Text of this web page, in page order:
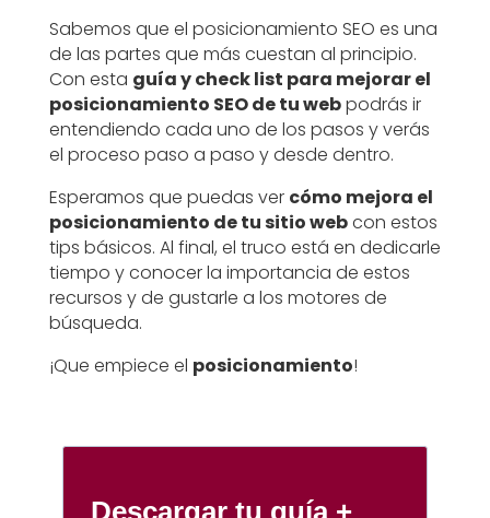
Sabemos que el posicionamiento SEO es una
de las partes que más cuestan al principio.
Con esta guía y check list para mejorar el
posicionamiento SEO de tu webpodrás ir
entendiendo cada uno de los pasos y verás
el proceso paso a paso y desde dentro.
Esperamos que puedas ver cómo mejora el
posicionamiento de tu sitio webcon estos
tips básicos. Al final, el truco está en dedicarle
tiempo y conocer la importancia de estos
recursos y de gustarle a los motores de
búsqueda.
¡Que empiece el posicionamiento!
Descargar tu guía +